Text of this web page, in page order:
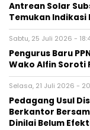
Antrean Solar
Temukan Indikasi
Sabtu, 25 Juli 2026 -
Pengurus Baru
Wako Alfin Soroti
Selasa, 21 Juli 2026 -
Pedagang Usul
Berkantor
Dinilai Belum